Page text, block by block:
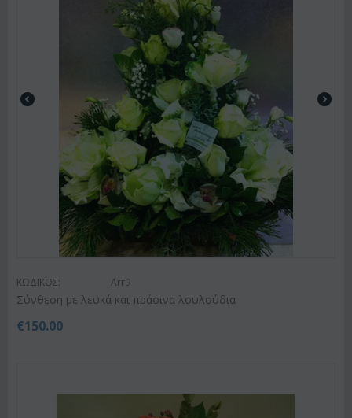
ΚΩΔΙΚΟΣ: Arr9
Σύνθεση με λευκά και πράσινα λουλούδια
€150.00